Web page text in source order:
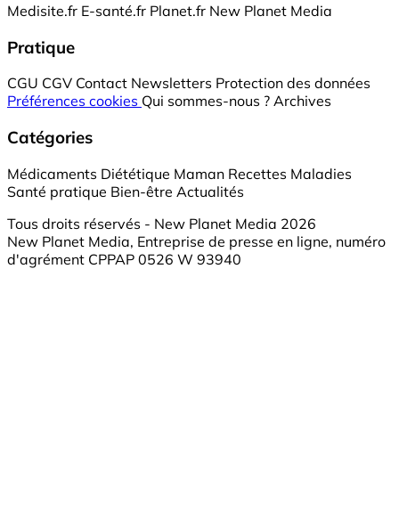
Medisite.fr E-santé.fr Planet.fr New Planet Media
Pratique
CGU CGV Contact Newsletters Protection des données
Préférences cookies Qui sommes-nous ? Archives
Catégories
Médicaments Diététique Maman Recettes Maladies
Santé pratique Bien-être Actualités
Tous droits réservés - New Planet Media 2026
New Planet Media, Entreprise de presse en ligne, numéro
d'agrément CPPAP 0526 W 93940